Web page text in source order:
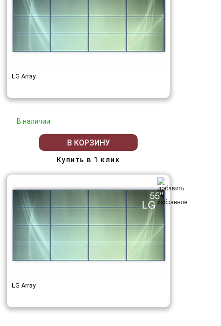
LG Array
В наличии
В КОРЗИНУ
Купить в 1 клик
LG Array